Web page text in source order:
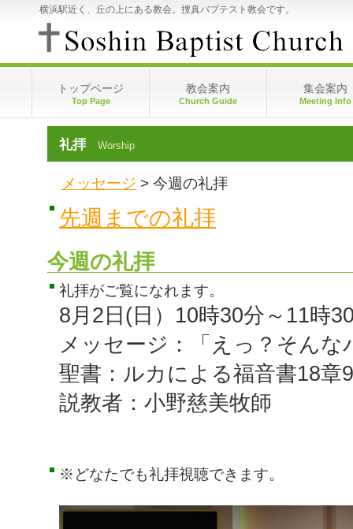
横浜駅近く、丘の上にある教会。捜真バプテスト教会です。
礼拝 Worship
メッセージ > 今週の礼拝
先週までの礼拝
今週の礼拝
礼拝がご覧になれます。
8月2日(日）10時30分～11時
メッセージ：「えっ？そんな
聖書：ルカによる福音書18章
説教者：小野慈美牧師
※どなたでも礼拝視聴できます。
トップページ
Top Page
教会案内
Church Guide
集会案内
Meeting Info
今週の礼拝
捜真バプテスト教会への献金